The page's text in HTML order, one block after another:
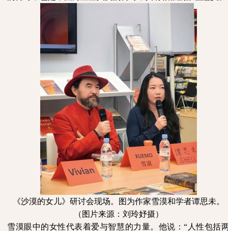
《沙漠的女儿》研讨会现场。图为作家雪漠和学者谭思未。
（图片来源：刘玲妤摄）
雪漠眼中的女性代表着爱与智慧的力量。他说：“人性包括